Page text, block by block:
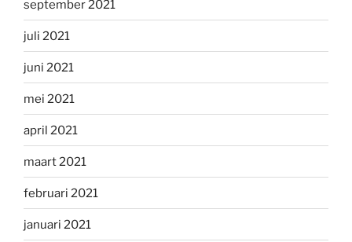
september 2021
juli 2021
juni 2021
mei 2021
april 2021
maart 2021
februari 2021
januari 2021